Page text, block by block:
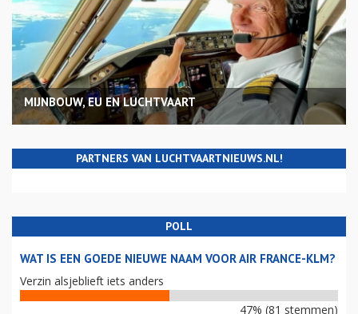
MIJNBOUW, EU EN LUCHTVAART
PARTNERS VAN LUCHTVAARTNIEUWS.NL!
POLL
WAT IS EEN GOEDE NIEUWE NAAM VOOR AIR FRANCE-KLM?
Verzin alsjeblieft iets anders
47% (81 stemmen)